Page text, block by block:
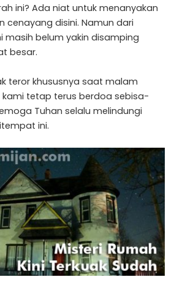
ini? Ada niat untuk menanyakan
cenayang disini. Namun dari
masih belum yakin disamping
besar.
teror khususnya saat malam
tetap terus berdoa sebisa-
Tuhan selalu melindungi
ini.